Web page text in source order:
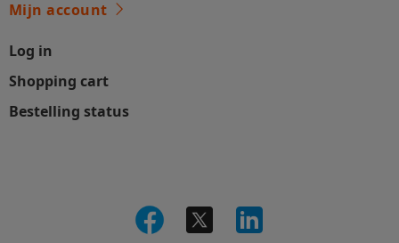
Mijn account
Log in
Shopping cart
Bestelling status